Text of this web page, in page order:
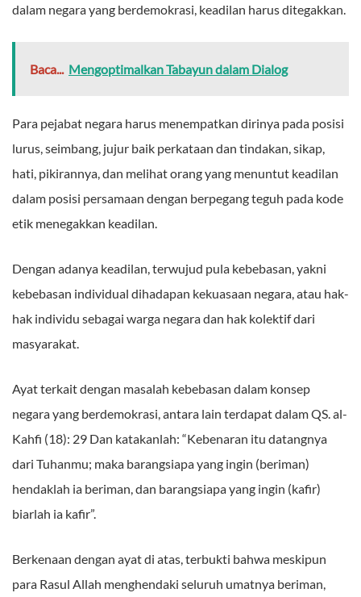
dalam negara yang berdemokrasi, keadilan harus ditegakkan.
Baca... Mengoptimalkan Tabayun dalam Dialog
Para pejabat negara harus menempatkan dirinya pada posisi
lurus, seimbang, jujur baik perkataan dan tindakan, sikap,
hati, pikirannya, dan melihat orang yang menuntut keadilan
dalam posisi persamaan dengan berpegang teguh pada kode
etik menegakkan keadilan.
Dengan adanya keadilan, terwujud pula kebebasan, yakni
kebebasan individual dihadapan kekuasaan negara, atau hak-
hak individu sebagai warga negara dan hak kolektif dari
masyarakat.
Ayat terkait dengan masalah kebebasan dalam konsep
negara yang berdemokrasi, antara lain terdapat dalam QS. al-
Kahfi (18): 29 Dan katakanlah: “Kebenaran itu datangnya
dari Tuhanmu; maka barangsiapa yang ingin (beriman)
hendaklah ia beriman, dan barangsiapa yang ingin (kafir)
biarlah ia kafir”.
Berkenaan dengan ayat di atas, terbukti bahwa meskipun
para Rasul Allah menghendaki seluruh umatnya beriman,